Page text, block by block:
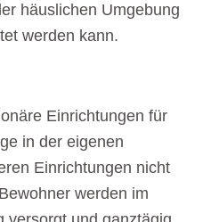
häuslichen Umgebung
werden kann.
Einrichtungen für
in der eigenen
Einrichtungen nicht
werden im